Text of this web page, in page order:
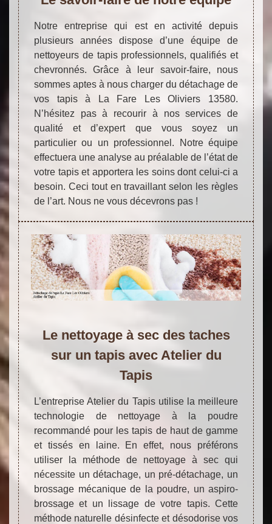
Notre entreprise qui est en activité depuis
plusieurs années dispose d’une équipe de
nettoyeurs de tapis professionnels, qualifiés et
chevronnés. Grâce à leur savoir-faire, nous
sommes aptes à nous charger du détachage de
vos tapis à La Fare Les Oliviers 13580.
N’hésitez pas à recourir à nos services de
qualité et d’expert que vous soyez un
particulier ou un professionnel. Notre équipe
effectuera une analyse au préalable de l’état de
votre tapis et apportera les soins dont celui-ci a
besoin. Ceci tout en travaillant selon les règles
de l’art. Nous ne vous décevrons pas !
Le nettoyage à sec des taches
sur un tapis avec Atelier du
Tapis
L’entreprise Atelier du Tapis utilise la meilleure
technologie de nettoyage à la poudre
recommandé pour les tapis de haut de gamme
et tissés en laine. En effet, nous préférons
utiliser la méthode de nettoyage à sec qui
nécessite un détachage, un pré-détachage, un
brossage mécanique de la poudre, un aspiro-
brossage et un lissage de votre tapis. Cette
méthode naturelle désinfecte et désodorise vos